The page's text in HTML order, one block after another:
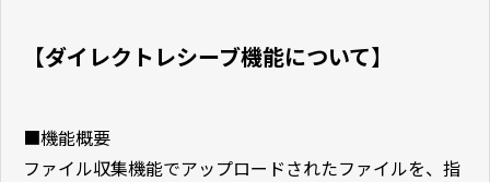
【ダイレクトレシーブ機能について】
■機能概要
ファイル収集機能でアップロードされたファイルを、指